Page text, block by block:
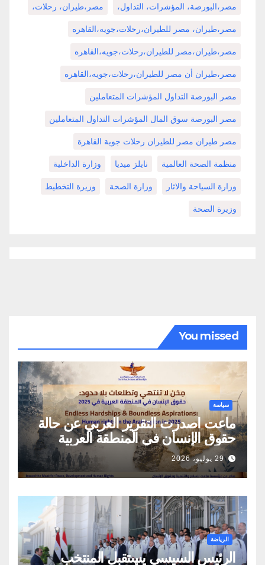
مصر،البورصة، المؤشرات، التداول، مصر،طيران، رحلات،
مصر،طيران، مصر للطيران،رحلات،جويه،القاهره
مصر،طيران،مصر للطيران،رحلات،جويه،القاهره
مصر،طيران أن مصر للطيران،رحلات،جويه،القاهره
مصر البورصة التداول المؤشرات المتعاملين
مصر البورصة سوق المال المؤشرات التداول المتعاملين
مصر طيران مصر للطيران رحلات جوية القاهرة
منظمة الصحة العالمية نايلز ميديا وزارة الداخلية
وزارة السياحة والاثار وزارة الصحة وزيرة التخطيط
وزيرة الصحة
You missed
سياسة
ماعت اصدرت التقرير العربي عن حالة
حقوق الإنسان في المنطقة العربية
29 يوليو، 2026
الرياضة
الرئيس السيسي يستقبل المنتخب